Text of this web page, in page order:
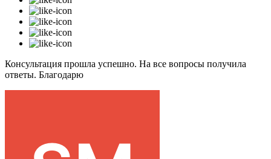
Консультация прошла успешно. На все вопросы получила
ответы. Благодарю